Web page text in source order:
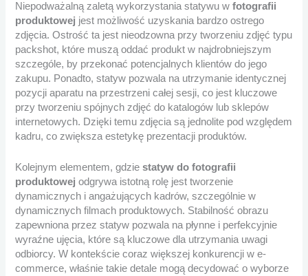
Niepodważalną zaletą wykorzystania statywu wfotografii
produktowej jest możliwość uzyskania bardzo ostrego
zdjęcia. Ostrość ta jest nieodzowna przy tworzeniu zdjęć typu
packshot, które muszą oddać produkt w najdrobniejszym
szczególe, by przekonać potencjalnych klientów do jego
zakupu. Ponadto, statyw pozwala na utrzymanie identycznej
pozycji aparatu na przestrzeni całej sesji, co jest kluczowe
przy tworzeniu spójnych zdjęć do katalogów lub sklepów
internetowych. Dzięki temu zdjęcia są jednolite pod względem
kadru, co zwiększa estetykę prezentacji produktów.
Kolejnym elementem, gdziestatyw do fotografii
produktowej odgrywa istotną rolę jest tworzenie
dynamicznych i angażujących kadrów, szczególnie w
dynamicznych filmach produktowych. Stabilność obrazu
zapewniona przez statyw pozwala na płynne i perfekcyjnie
wyraźne ujęcia, które są kluczowe dla utrzymania uwagi
odbiorcy. W kontekście coraz większej konkurencji w e-
commerce, właśnie takie detale mogą decydować o wyborze